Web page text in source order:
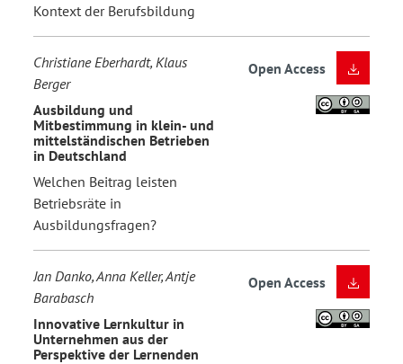
Kontext der Berufsbildung
Christiane Eberhardt, Klaus
Berger
Ausbildung und
Mitbestimmung in klein- und
mittelständischen Betrieben
in Deutschland
Welchen Beitrag leisten
Betriebsräte in
Ausbildungsfragen?
Open Access
Jan Danko, Anna Keller, Antje
Barabasch
Innovative Lernkultur in
Unternehmen aus der
Perspektive der Lernenden
Open Access